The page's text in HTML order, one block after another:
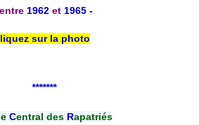
entre 1962 et 1965 -
sur la photo
*******
Central desRapatriés